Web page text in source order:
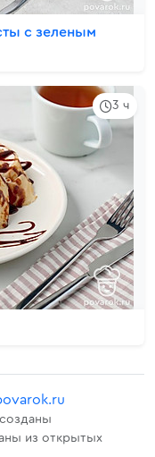
с зеленым
3 ч
из открытых